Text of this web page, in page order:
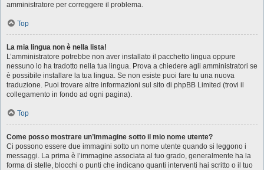
amministratore per correggere il problema.
Top
La mia lingua non è nella lista!
L’amministratore potrebbe non aver installato il pacchetto lingua oppure
nessuno lo ha tradotto nella tua lingua. Prova a chiedere agli amministratori se
è possibile installare la tua lingua. Se non esiste puoi fare tu una nuova
traduzione. Puoi trovare altre informazioni sul sito di phpBB Limited (trovi il
collegamento in fondo ad ogni pagina).
Top
Come posso mostrare un’immagine sotto il mio nome utente?
Ci possono essere due immagini sotto un nome utente quando si leggono i
messaggi. La prima è l’immagine associata al tuo grado, generalmente ha la
forma di stelle, blocchi o punti che indicano quanti interventi hai scritto o il tuo